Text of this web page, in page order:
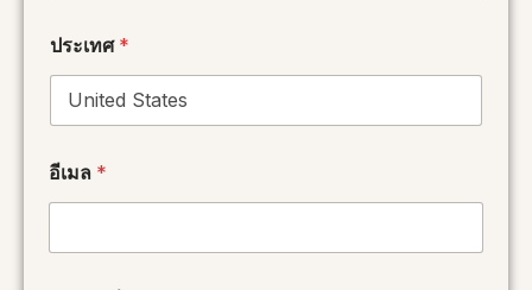
ประเทศ *
ท
ร
อีเมล *